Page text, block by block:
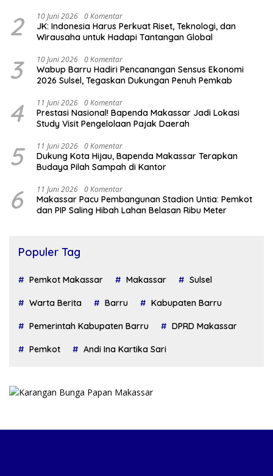
2 10 Juni 2026 0 Komentar
JK: Indonesia Harus Perkuat Riset, Teknologi, dan
Wirausaha untuk Hadapi Tantangan Global
3 10 Juni 2026 0 Komentar
Wabup Barru Hadiri Pencanangan Sensus Ekonomi
2026 Sulsel, Tegaskan Dukungan Penuh Pemkab
4 11 Juni 2026 0 Komentar
Prestasi Nasional! Bapenda Makassar Jadi Lokasi
Study Visit Pengelolaan Pajak Daerah
5 11 Juni 2026 0 Komentar
Dukung Kota Hijau, Bapenda Makassar Terapkan
Budaya Pilah Sampah di Kantor
6 11 Juni 2026 0 Komentar
Makassar Pacu Pembangunan Stadion Untia: Pemkot
dan PIP Saling Hibah Lahan Belasan Ribu Meter
Populer Tag
Pemkot Makassar Makassar Sulsel
Warta Berita Barru Kabupaten Barru
Pemerintah Kabupaten Barru DPRD Makassar
Pemkot Andi Ina Kartika Sari